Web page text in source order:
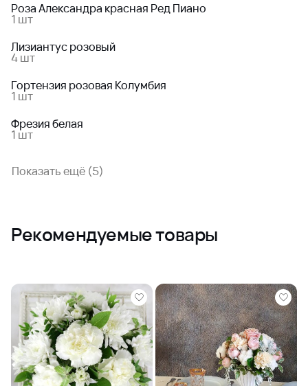
Роза Александра красная Ред Пиано
1 шт
Лизиантус розовый
4 шт
Гортензия розовая Колумбия
1 шт
Фрезия белая
1 шт
Показать ещё (5)
Рекомендуемые товары